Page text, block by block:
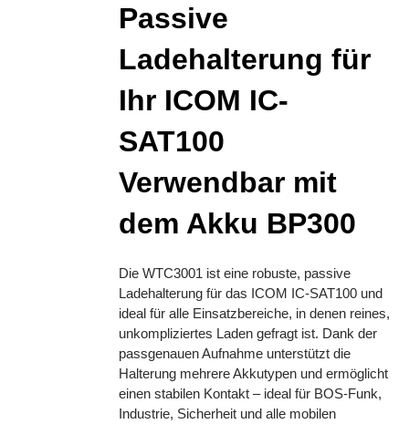
Passive
Ladehalterung für
Ihr ICOM IC-
SAT100
Verwendbar mit
dem Akku BP300
Die WTC3001 ist eine robuste, passive
Ladehalterung für das ICOM IC-SAT100 und
ideal für alle Einsatzbereiche, in denen reines,
unkompliziertes Laden gefragt ist. Dank der
passgenauen Aufnahme unterstützt die
Halterung mehrere Akkutypen und ermöglicht
einen stabilen Kontakt – ideal für BOS-Funk,
Industrie, Sicherheit und alle mobilen